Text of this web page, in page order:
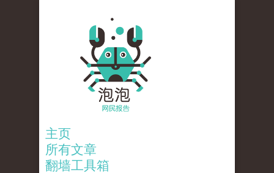
主页
所有文章
翻墙工具箱